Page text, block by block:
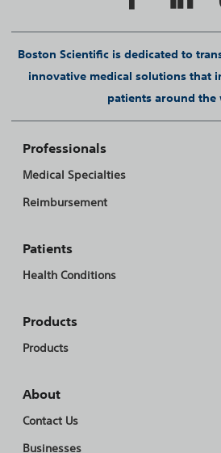
Boston Scientific is dedicated to
innovative medical solutions that
patients around the
Professionals
Medical Specialties
Reimbursement
Patients
Health Conditions
Products
Products
About
Contact Us
Businesses